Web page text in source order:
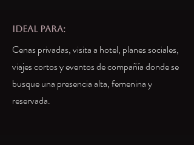
IDEAL PARA:
Cenas privadas, visita a hotel, planes sociales,
viajes cortos y eventos de compañía donde se
busque una presencia alta, femenina y
reservada.